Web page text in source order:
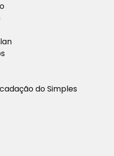
do Simples